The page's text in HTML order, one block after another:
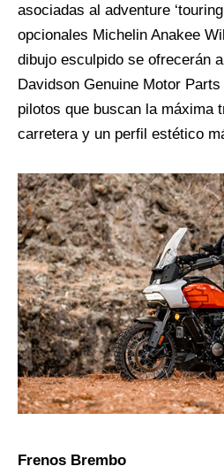
asociadas al adventure
opcionales Michelin Anakee
dibujo esculpido se ofrecerán
Davidson Genuine Motor
pilotos que buscan la máxima
carretera y un perfil estético
Frenos Brembo